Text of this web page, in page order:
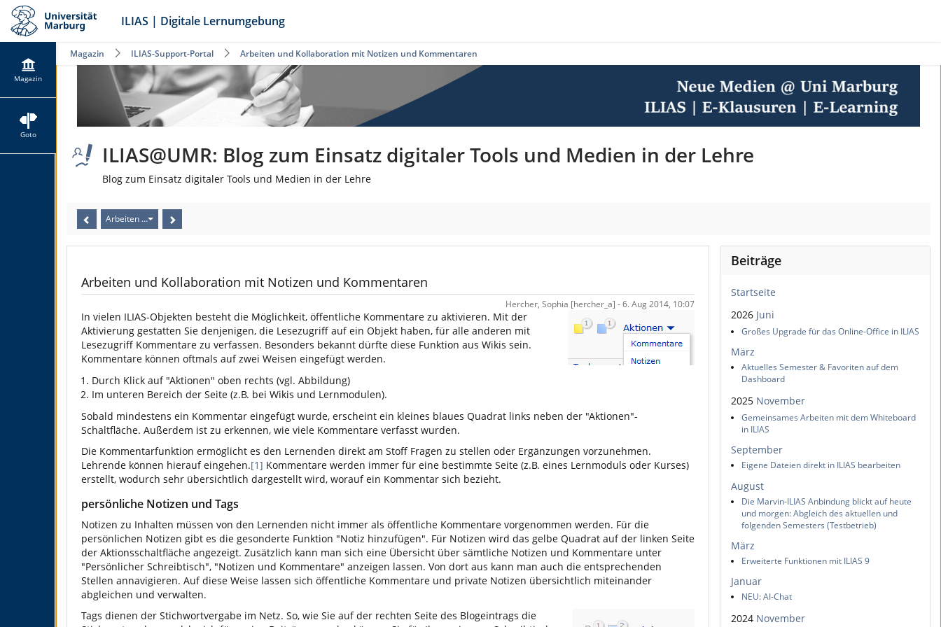
ILIAS | Digitale Lernumgebung
Magazin
Goto
Magazin ILIAS-Support-Portal Arbeiten und Kollaboration mit Notizen und Kommentaren
ILIAS@UMR: Blog zum Einsatz digitaler Tools und Medien in der Lehre
Blog zum Einsatz digitaler Tools und Medien in der Lehre
Arbeiten und Kollaboration mit Notizen und Kommentaren
Arbeiten und Kollaboration mit Notizen und Kommentaren
Hercher, Sophia [hercher_a] - 6. Aug 2014, 10:07
In vielen ILIAS-Objekten besteht die Möglichkeit, öffentliche Kommentare zu aktivieren. Mit der
Aktivierung gestatten Sie denjenigen, die Lesezugriff auf ein Objekt haben, für alle anderen mit
Lesezugriff Kommentare zu verfassen. Besonders bekannt dürfte diese Funktion aus Wikis sein.
Kommentare können oftmals auf zwei Weisen eingefügt werden.
Durch Klick auf "Aktionen" oben rechts (vgl. Abbildung)
Im unteren Bereich der Seite (z.B. bei Wikis und Lernmodulen).
Sobald mindestens ein Kommentar eingefügt wurde, erscheint ein kleines blaues Quadrat links neben der "Aktionen"-
Schaltfläche. Außerdem ist zu erkennen, wie viele Kommentare verfasst wurden.
Die Kommentarfunktion ermöglicht es den Lernenden direkt am Stoff Fragen zu stellen oder Ergänzungen vorzunehmen.
Lehrende können hierauf eingehen.[1] Kommentare werden immer für eine bestimmte Seite (z.B. eines Lernmoduls oder Kurses)
erstellt, wodurch sehr übersichtlich dargestellt wird, worauf ein Kommentar sich bezieht.
persönliche Notizen und Tags
Notizen zu Inhalten müssen von den Lernenden nicht immer als öffentliche Kommentare vorgenommen werden. Für die
persönlichen Notizen gibt es die gesonderte Funktion "Notiz hinzufügen". Für Notizen wird das gelbe Quadrat auf der linken Seite
der Aktionsschaltfläche angezeigt. Zusätzlich kann man sich eine Übersicht über sämtliche Notizen und Kommentare unter
"Persönlicher Schreibtisch", "Notizen und Kommentare" anzeigen lassen. Von dort aus kann man auch die entsprechenden
Stellen annavigieren. Auf diese Weise lassen sich öffentliche Kommentare und private Notizen übersichtlich miteinander
abgleichen und verwalten.
Tags dienen der Stichwortvergabe im Netz. So, wie Sie auf der rechten Seite des Blogeintrags die
Beiträge
Startseite
2026 Juni
Großes Upgrade für das Online-Office in ILIAS
März
Aktuelles Semester & Favoriten auf dem
Dashboard
2025 November
Gemeinsames Arbeiten mit dem Whiteboard
in ILIAS
September
Eigene Dateien direkt in ILIAS bearbeiten
August
Die Marvin-ILIAS Anbindung blickt auf heute
und morgen: Abgleich des aktuellen und
folgenden Semesters (Testbetrieb)
März
Erweiterte Funktionen mit ILIAS 9
Januar
NEU: AI-Chat
2024 November